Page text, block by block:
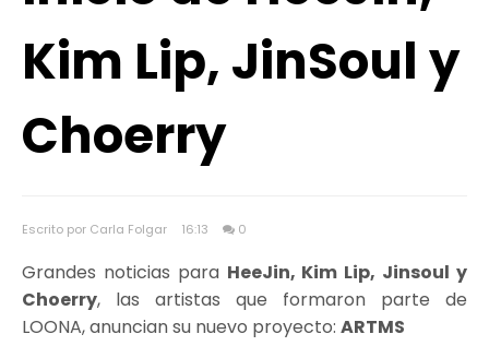
Kim Lip, JinSoul y
Choerry
Escrito por Carla Folgar 16:13 0
Grandes noticias para HeeJin, Kim Lip, Jinsoul y
Choerry, las artistas que formaron parte de
LOONA, anuncian su nuevo proyecto: ARTMS